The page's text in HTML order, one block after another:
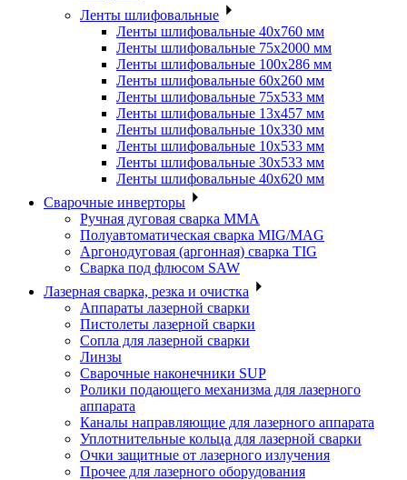
Ленты шлифовальные
Ленты шлифовальные 40х760 мм
Ленты шлифовальные 75х2000 мм
Ленты шлифовальные 100х286 мм
Ленты шлифовальные 60х260 мм
Ленты шлифовальные 75х533 мм
Ленты шлифовальные 13х457 мм
Ленты шлифовальные 10х330 мм
Ленты шлифовальные 10х533 мм
Ленты шлифовальные 30х533 мм
Ленты шлифовальные 40х620 мм
Сварочные инверторы
Ручная дуговая сварка MMA
Полуавтоматическая сварка MIG/MAG
Аргонодуговая (аргонная) сварка TIG
Сварка под флюсом SAW
Лазерная сварка, резка и очистка
Аппараты лазерной сварки
Пистолеты лазерной сварки
Сопла для лазерной сварки
Линзы
Сварочные наконечники SUP
Ролики подающего механизма для лазерного
аппарата
Каналы направляющие для лазерного аппарата
Уплотнительные кольца для лазерной сварки
Очки защитные от лазерного излучения
Прочее для лазерного оборудования